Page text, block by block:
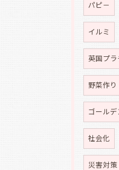
パピ－
イルミ
英国プラ
野菜作り
ゴール
社会化
災害対策